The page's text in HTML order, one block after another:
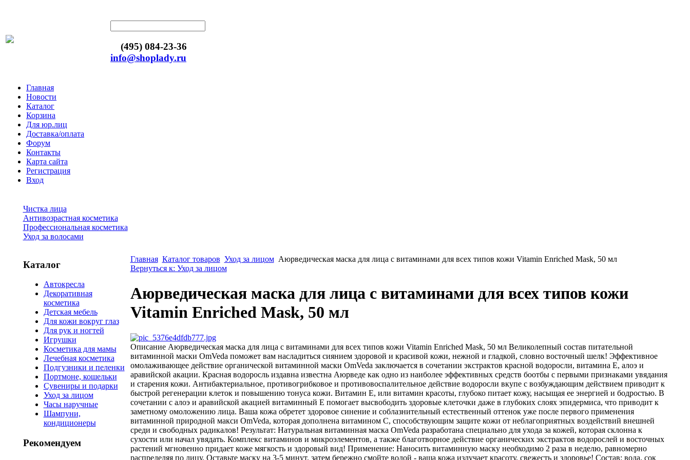
(495) 084-23-36
info@shoplady.ru
Главная
Новости
Каталог
Корзина
Для юр.лиц
Доставка/оплата
Форум
Контакты
Карта сайта
Регистрация
Вход
Чистка лица
Антивозрастная косметика
Профессиональная косметика
Уход за волосами
Каталог
Автокресла
Декоративная
косметика
Детская мебель
Для кожи вокруг глаз
Для рук и ногтей
Игрушки
Косметика для мамы
Лечебная косметика
Подгузники и пеленки
Портмоне, кошельки
Сувениры и подарки
Уход за лицом
Часы наручные
Шампуни,
кондиционеры
Рекомендуем
Главная Каталог товаров Уход за лицом Аюрведическая маска для лица с витаминами для всех типов кожи Vitamin Enriched Mask, 50 мл
Вернуться к: Уход за лицом
Аюрведическая маска для лица с витаминами для всех типов кожи
Vitamin Enriched Mask, 50 мл
ОписаниеАюрведическая маска для лица с витаминами для всех типов кожи Vitamin Enriched Mask, 50 мл Великолепный состав питательной
витаминной маски OmVeda поможет вам насладиться сиянием здоровой и красивой кожи, нежной и гладкой, словно восточный шелк! Эффективное
омолаживающее действие органической витаминной маски OmVeda заключается в сочетании экстрактов красной водоросли, витамина E, алоэ и
аравийской акации. Красная водоросль издавна известна Аюрведе как одно из наиболее эффективных средств боотбы с первыми признаками увядания
и старения кожи. Антибактериальное, противогрибковое и противовоспалительное действие водоросли вкупе с возбуждающим действием приводит к
быстрой регенерации клеток и повышению тонуса кожи. Витамин E, или витамин красоты, глубоко питает кожу, насыщая ее энергией и бодростью. В
сочетании с алоэ и аравийской акацией витаминный E помогает высвободить здоровые клеточки даже в глубоких слоях эпидермиса, что приводит к
заметному омоложению лица. Ваша кожа обретет здоровое синение и соблазнительный естественный оттенок уже после первого применения
витаминной природной макси OmVeda, которая дополнена витамином C, способствующим защите кожи от неблагоприятных воздействий внешней
среди и свободных радикалов! Результат: Натуральная витаминная маска OmVeda разработана специально для ухода за кожей, которая склонна к
сухости или начал увядать. Комплекс витаминов и микроэлементов, а также благотворное действие органических экстрактов водорослей и восточных
растений мгновенно придает коже мягкость и здоровый вид! Применение: Наносить витаминную маску необходимо 2 раза в неделю, равномерно
распределяя по лицу. Оставьте маску на 3-5 минут, затем бережно смойте водой - ваша кожа излучает красоту, свежесть и здоровье! Состав: вода, сок